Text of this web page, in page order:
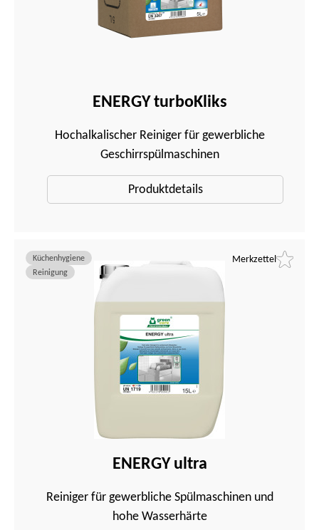
ENERGY turboKliks
Hochalkalischer Reiniger für gewerbliche
Geschirrspülmaschinen
Produktdetails
Merkzettel
ENERGY ultra
Reiniger für gewerbliche Spülmaschinen und
hohe Wasserhärte
Küchenhygiene
Reinigung